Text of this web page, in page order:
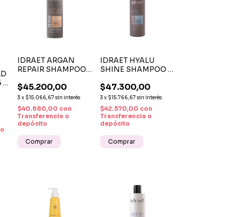
1
IDRAET ARGAN
REPAIR SHAMPOO 1
REPARACIÓN
PROFUNDA PARA
CABELLO SECO Y
DAÑADO
$45.200,00
3 x $15.066,67 sin interés
$40.680,00 con
Transferencia o
depósito
IDRAET HYALU
SHINE SHAMPOO 1
HIDRATACIÓN
BRILLO
$47.300,00
3 x $15.766,67 sin interés
$42.570,00 con
Transferencia o
depósito